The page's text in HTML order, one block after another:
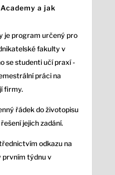
a jak
je program určený pro
fakulty v
se studenti učí praxí -
práci na
firmy.
řádek do životopisu
jejich zadání.
odkazu na
prvním týdnu v